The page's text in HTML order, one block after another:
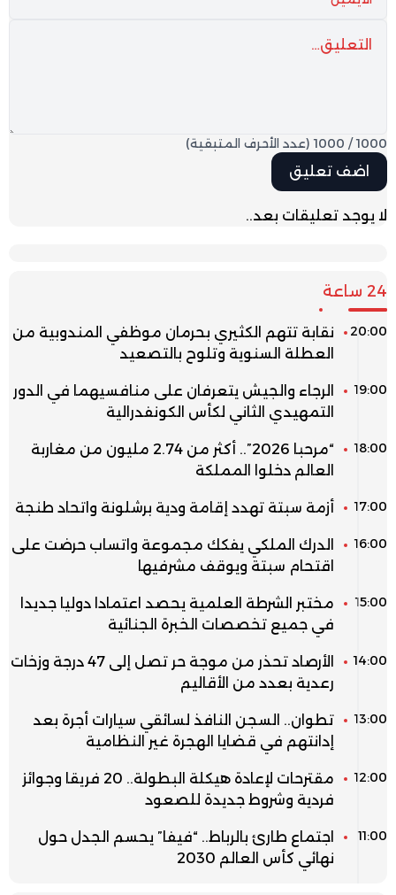
1000
/
1000 (عدد الأحرف المتبقية)
لا يوجد تعليقات بعد..
24 ساعة
20:00
نقابة تتهم الكثيري بحرمان موظفي المندوبية من
العطلة السنوية وتلوح بالتصعيد
19:00
الرجاء والجيش يتعرفان على منافسيهما في الدور
التمهيدي الثاني لكأس الكونفدرالية
18:00
“مرحبا 2026”.. أكثر من 2.74 مليون من مغاربة
العالم دخلوا المملكة
17:00 أزمة سبتة تهدد إقامة ودية برشلونة واتحاد طنجة
16:00
الدرك الملكي يفكك مجموعة واتساب حرضت على
اقتحام سبتة ويوقف مشرفيها
15:00
مختبر الشرطة العلمية يحصد اعتمادا دوليا جديدا
في جميع تخصصات الخبرة الجنائية
14:00
الأرصاد تحذر من موجة حر تصل إلى 47 درجة وزخات
رعدية بعدد من الأقاليم
13:00
تطوان.. السجن النافذ لسائقي سيارات أجرة بعد
إدانتهم في قضايا الهجرة غير النظامية
12:00
مقترحات لإعادة هيكلة البطولة.. 20 فريقا وجوائز
فردية وشروط جديدة للصعود
11:00
اجتماع طارئ بالرباط.. “فيفا” يحسم الجدل حول
نهائي كأس العالم 2030